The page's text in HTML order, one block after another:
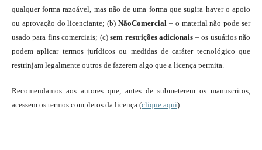
qualquer forma razoável, mas não de uma forma que sugira haver o apoio
ou aprovação do licenciante; (b)NãoComercial – o material não pode ser
usado para fins comerciais; (c)sem restrições adicionais – os usuários não
podem aplicar termos jurídicos ou medidas de caráter tecnológico que
restrinjam legalmente outros de fazerem algo que a licença permita.
Recomendamos aos autores que, antes de submeterem os manuscritos,
acessem os termos completos da licença (clique aqui).